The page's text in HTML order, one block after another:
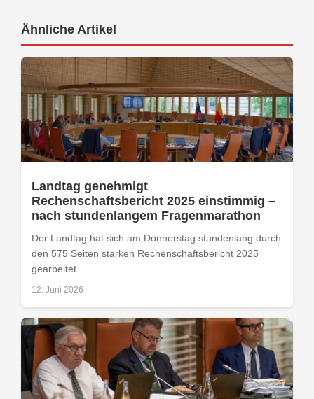
Ähnliche Artikel
Landtag genehmigt
Rechenschaftsbericht 2025 einstimmig –
nach stundenlangem Fragenmarathon
Der Landtag hat sich am Donnerstag stundenlang durch
den 575 Seiten starken Rechenschaftsbericht 2025
gearbeitet....
12. Juni 2026